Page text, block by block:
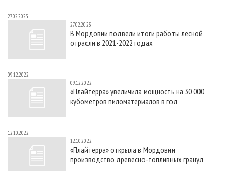
27.02.2023
27.02.2023
В Мордовии подвели итоги работы лесной
отрасли в 2021-2022 годах
09.12.2022
09.12.2022
«Плайтерра» увеличила мощность на 30 000
кубометров пиломатериалов в год
12.10.2022
12.10.2022
«Плайтерра» открыла в Мордовии
производство древесно-топливных гранул